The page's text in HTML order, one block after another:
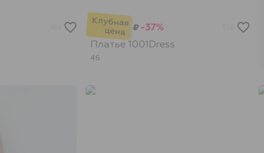
₽ -37%
Платье1001Dress
46